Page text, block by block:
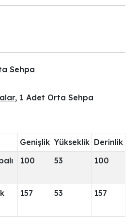
Sehpa
1 Adet Orta Sehpa
Genişlik Yükseklik Derinlik
100 53 100
157 53 157